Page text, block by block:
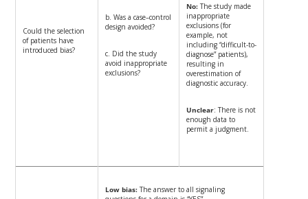
Could the selection
of patients have
introduced bias?
b. Was a case–control
design avoided?
c. Did the study
avoid inappropriate
exclusions?
No:The study made
inappropriate
exclusions (for
example, not
including “difficult-to-
diagnose” patients),
resulting in
overestimation of
diagnostic accuracy.
Unclear: There is not
enough data to
permit a judgment.
Low bias:The answer to all signaling